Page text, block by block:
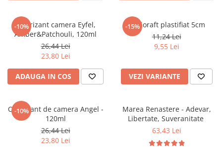
Adult
Crime, Thriller, Mistery
Literatura Romana
Poezie
romantice
Senzatii/Dragoste
Senzatii/Erotic
-10%
Odorizant camera Eyfel,
Amber&Patchouli, 120ml
26,44 Lei
23,80 Lei
ADAUGA IN COS
-15%
Biblioraft plastifiat 5cm
11,24 Lei
9,55 Lei
VEZI VARIANTE
-10%
Odorizant de camera Angel -
120ml
26,44 Lei
23,80 Lei
Marea Renastere - Adevar,
Libertate, Suveranitate
63,43 Lei